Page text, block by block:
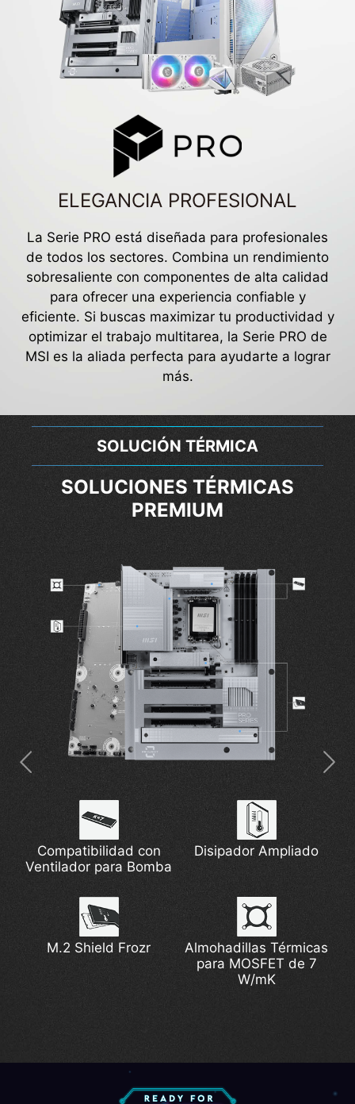
ELEGANCIA PROFESIONAL
La Serie PRO está diseñada para profesionales
de todos los sectores. Combina un rendimiento
sobresaliente con componentes de alta calidad
para ofrecer una experiencia confiable y
eficiente. Si buscas maximizar tu productividad y
optimizar el trabajo multitarea, la Serie PRO de
MSI es la aliada perfecta para ayudarte a lograr
más.
CARACTERÍSTICAS EXCLUSIVAS
CARACTERÍSTICAS EXCLUSIVAS
Conectores de
Alimentación de 2x 8
Pines
Panel de I/O
Preinstalado
Diseño EZ Conn
Alimentación PCIe
Complementaria
Thunderbolt 4 Solución de Red 2.5G
Wi-Fi 7 de Última
Generación
Compatibilidad con
DDR5
Compatibilidad con
Ventilador para Bomba
Disipador Ampliado
M.2 Shield Frozr
Almohadillas Térmicas
para MOSFET de 7
W/mK